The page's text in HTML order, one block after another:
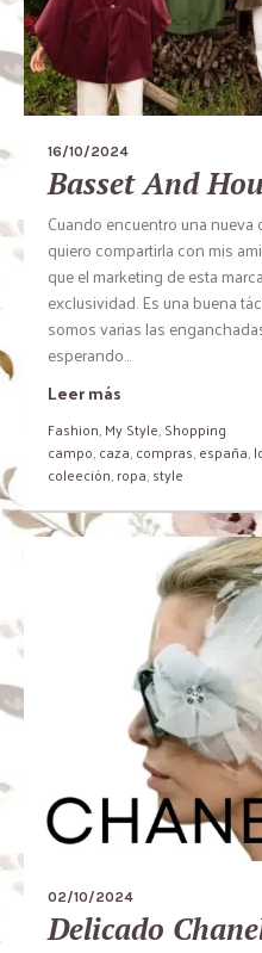
16/10/2024
Basset And
Cuando encuentro una
quiero compartirla con mis
que el marketing de esta
exclusividad. Es una buena
somos varias las
esperando...
Leer más
Fashion,My Style,Shopping
campo,caza,compras,españa,
coleeción,ropa,style
02/10/2024
Delicado